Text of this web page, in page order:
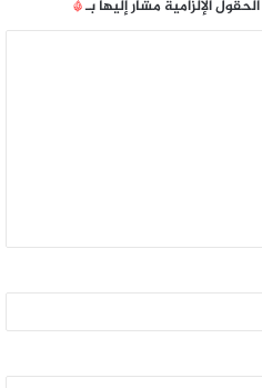
الحقول الإلزامية مشار إليها بـ*